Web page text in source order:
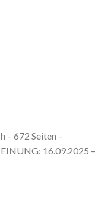
– 672 Seiten –
16.09.2025 –